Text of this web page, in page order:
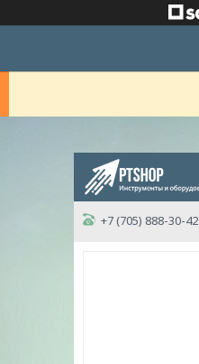
+7 (705) 888-30-42